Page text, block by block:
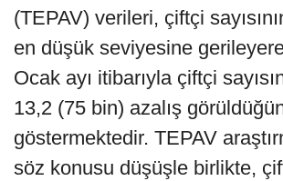
(TEPAV) verileri, çiftçi
en düşük seviyesine
Ocak ayı itibarıyla çiftçi
13,2 (75 bin) azalış
göstermektedir. TEPAV
söz konusu düşüşle birlikte,